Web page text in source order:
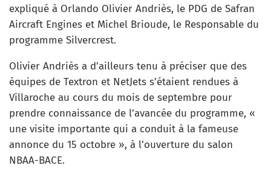
expliqué à Orlando Olivier Andriès, le PDG de Safran
Aircraft Engines et Michel Brioude, le Responsable du
programme Silvercrest.
Olivier Andriès a d’ailleurs tenu à préciser que des
équipes de Textron et NetJets s’étaient rendues à
Villaroche au cours du mois de septembre pour
prendre connaissance de l’avancée du programme, «
une visite importante qui a conduit à la fameuse
annonce du 15 octobre », à l’ouverture du salon
NBAA-BACE.